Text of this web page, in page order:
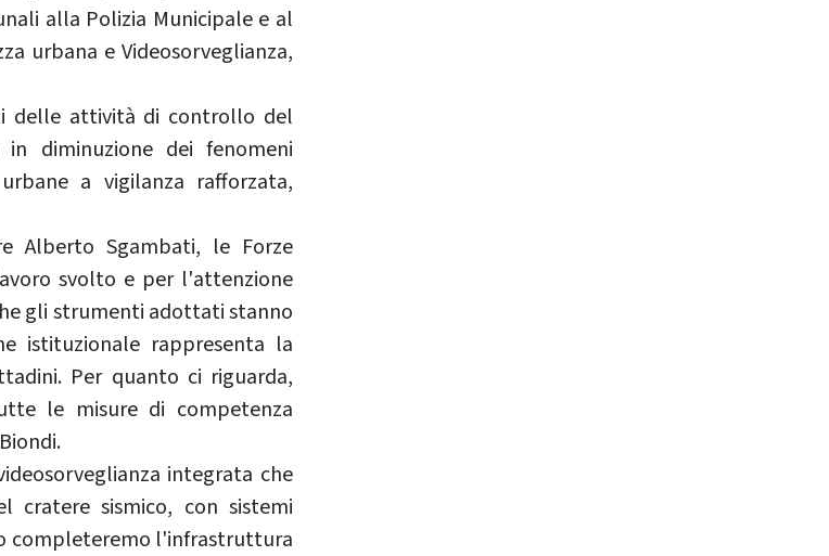
alla Polizia Municipale e al
urbana e Videosorveglianza,
delle attività di controllo del
diminuzione dei fenomeni
a vigilanza rafforzata,
Alberto Sgambati, le Forze
svolto e per l'attenzione
gli strumenti adottati stanno
istituzionale rappresenta la
Per quanto ci riguarda,
le misure di competenza
integrata che
cratere sismico, con sistemi
completeremo l'infrastruttura